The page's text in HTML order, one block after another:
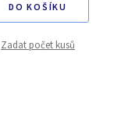
DO KOŠÍKU
Zadat počet kusů